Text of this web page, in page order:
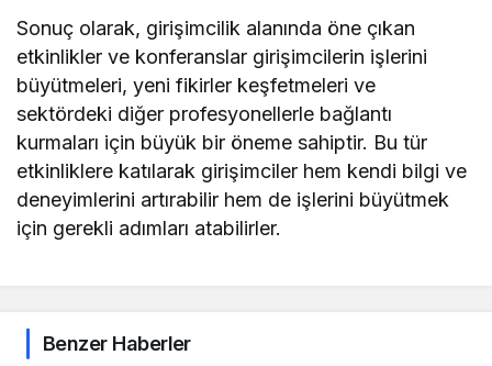
Sonuç olarak, girişimcilik alanında öne çıkan
etkinlikler ve konferanslar girişimcilerin işlerini
büyütmeleri, yeni fikirler keşfetmeleri ve
sektördeki diğer profesyonellerle bağlantı
kurmaları için büyük bir öneme sahiptir. Bu tür
etkinliklere katılarak girişimciler hem kendi bilgi ve
deneyimlerini artırabilir hem de işlerini büyütmek
için gerekli adımları atabilirler.
Benzer Haberler